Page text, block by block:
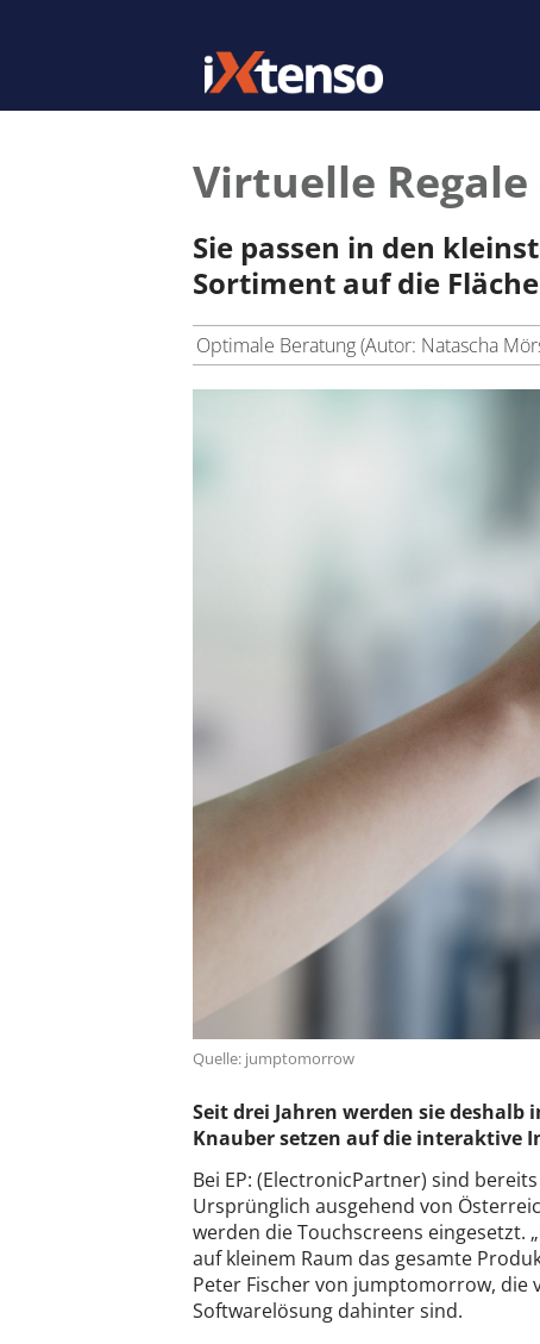
Virtuelle
Sie passen in den
Sortiment auf die
Optimale Beratung (Autor: Natascha
Quelle: jumptomorrow
Seit drei Jahren werden sie deshalb
Knauber setzen auf die interaktive
Bei EP: (ElectronicPartner) sind
Ursprünglich ausgehend von
werden die Touchscreens eingesetzt.
auf kleinem Raum das gesamte
Peter Fischer von jumptomorrow,
Softwarelösung dahinter sind.